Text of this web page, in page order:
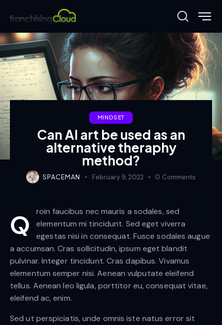
MINDSET
Can AI art be used as an
alternative theraphy
method?
SPACEMAN February 9, 2022 0 Comments
Q
roin faucibus nec mauris a sodales, sed
elementum mi tincidunt. Sed eget viverra
egestas nisi in consequat. Fusce sodales augue
a accumsan. Cras sollicitudin, ipsum eget blandit
pulvinar. Integer tincidunt. Cras dapibus. Vivamus
elementum semper nisi. Aenean vulputate eleifend
tellus. Aenean leo ligula, porttitor eu, consequat vitae,
eleifend ac, enim.
Sed ut perspiciatis, unde omnis iste natus error sit